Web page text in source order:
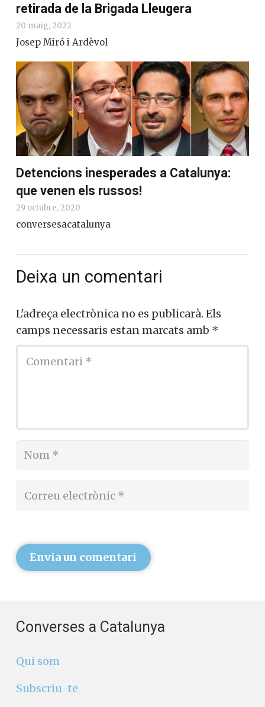
retirada de la Brigada Lleugera
20 maig, 2022
Josep Miró i Ardèvol
Detencions inesperades a Catalunya:
que venen els russos!
29 octubre, 2020
conversesacatalunya
Deixa un comentari
L'adreça electrònica no es publicarà. Els
camps necessaris estan marcats amb *
Envia un comentari
Converses a Catalunya
Qui som
Subscriu-te